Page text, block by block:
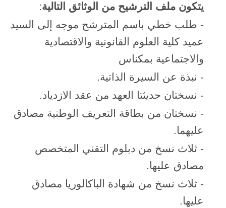
يتكون ملف الترشيح من الوثائق التالية:
- طلب خطي باسم المترشح موجه إلى السيد
عميد كلية العلوم القانونية والاقتصادية
والاجتماعية بمكناس
- نبذة عن السيرة الذاتية.
- نسختان حديثتا العهد من عقد الازدياد.
- نسختان من بطاقة التعريف الوطنية مصادق
عليهما.
- ثلاث نسخ من دبلوم التقني المتخصص
مصادق عليها.
- ثلاث نسخ من شهادة الباكالوريا مصادق
عليها.